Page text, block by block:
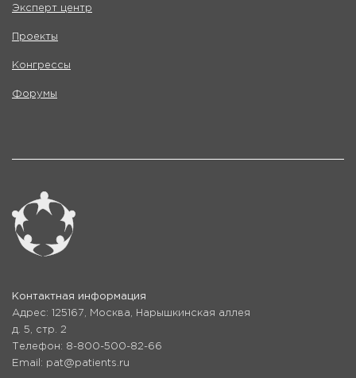
Эксперт центр
Проекты
Конгрессы
Форумы
Контактная информация
Адрес: 125167, Москва, Нарышкинская аллея
д. 5, стр. 2
Телефон: 8-800-500-82-66
Email: pat@patients.ru